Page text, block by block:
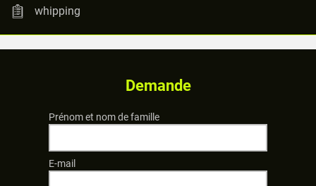
whipping
Demande
Prénom et nom de famille
E-mail